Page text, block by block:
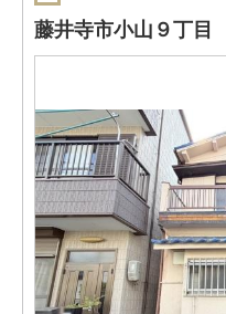
藤井寺市小山９丁目